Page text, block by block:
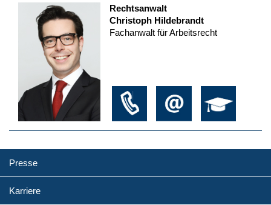
Rechtsanwalt
Christoph Hildebrandt
Fachanwalt für Arbeitsrecht
Presse
Karriere